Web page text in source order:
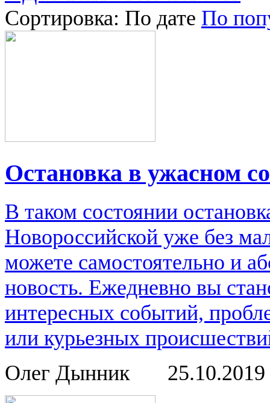
Сортировка: По дате По
Остановка в ужасном
В таком состоянии
Новороссийской уже без
можете самостоятельно и
новость. Ежедневно вы
интересных событий,
или курьезных
Олег Дынник
25.10.2019